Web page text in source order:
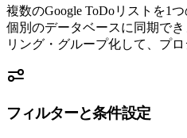
複数のGoogle ToDoリストを1
個別のデータベースに同期で
リング・グループ化して、プ
フィルターと条件設定